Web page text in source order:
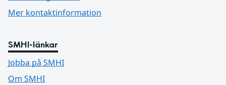
Mer kontaktinformation
SMHI-länkar
Jobba på SMHI
Om SMHI